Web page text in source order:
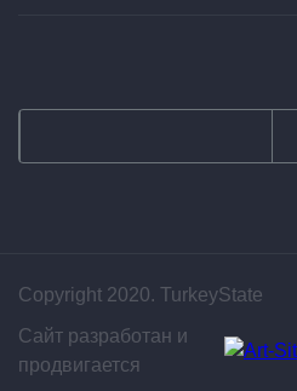
Copyright 2020. TurkeyState
Сайт разработан и
продвигается